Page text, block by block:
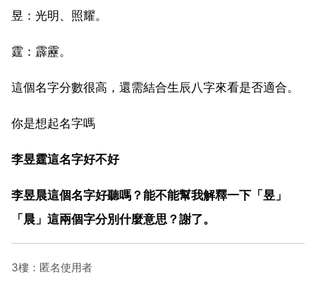
昱：光明、照耀。
霆：霹靂。
這個名字分數很高，還需結合生辰八字來看是否適合。
你是想起名字嗎
李昱霆這名字好不好
李昱晨這個名字好聽嗎？能不能幫我解釋一下「昱」
「晨」這兩個字分別什麼意思？謝了。
3樓：匿名使用者